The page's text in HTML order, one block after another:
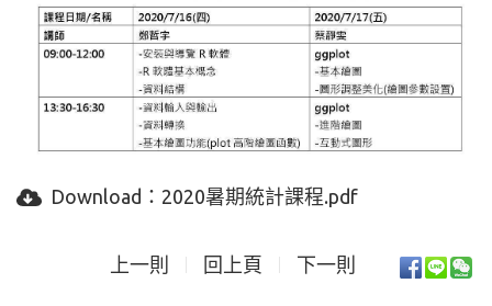
Download： 2020暑期統計課程.pdf
上一則 回上頁 下一則